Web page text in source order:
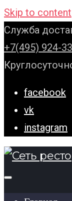
Skip to content
Служба
+7(495) 924-
facebook
vk
instagram